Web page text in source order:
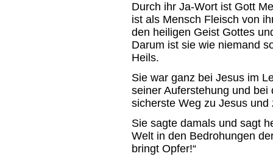
Durch ihr Ja-Wort ist Gott
ist als Mensch Fleisch von
den heiligen Geist Gottes
Darum ist sie wie niemand
Heils.
Sie war ganz bei Jesus im
seiner Auferstehung und
sicherste Weg zu Jesus und
Sie sagte damals und sagt
Welt in den Bedrohungen
bringt Opfer!“